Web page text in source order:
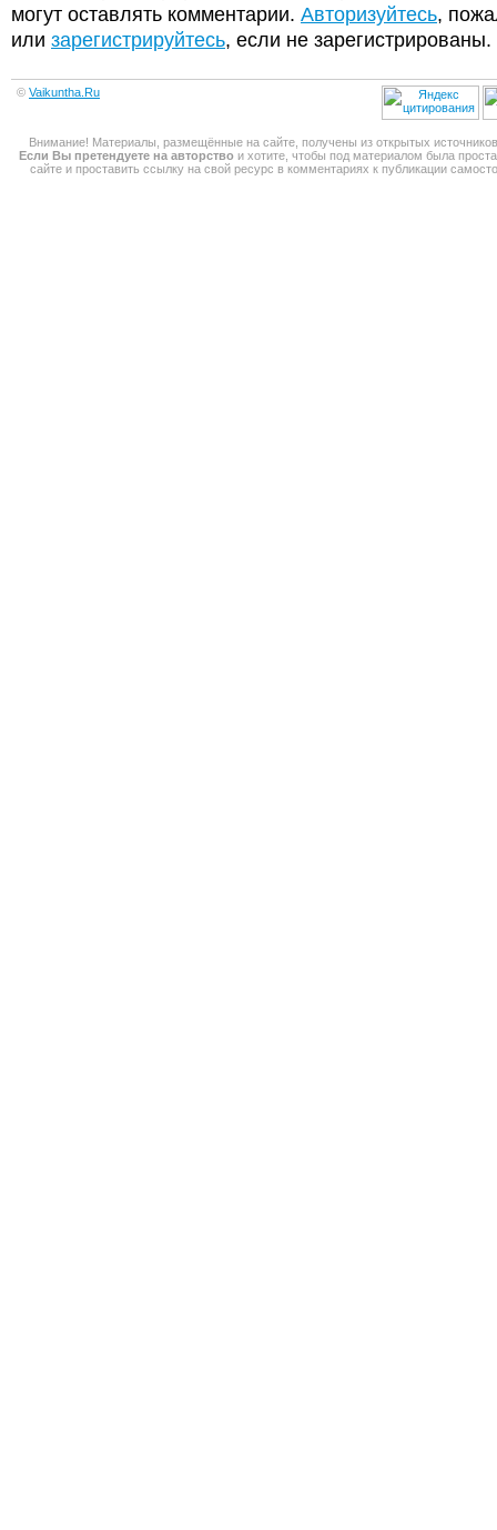
могут оставлять комментарии. Авторизуйтесь,
или зарегистрируйтесь, если не зарегистрированы.
© Vaikuntha.Ru
Внимание! Материалы, размещённые на сайте, получены из открытых
Если Вы претендуете на авторство и хотите, чтобы под материалом была
сайте и проставить ссылку на свой ресурс в комментариях к публикации